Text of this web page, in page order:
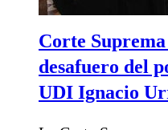
Corte
desafuero del
UDI Ignacio